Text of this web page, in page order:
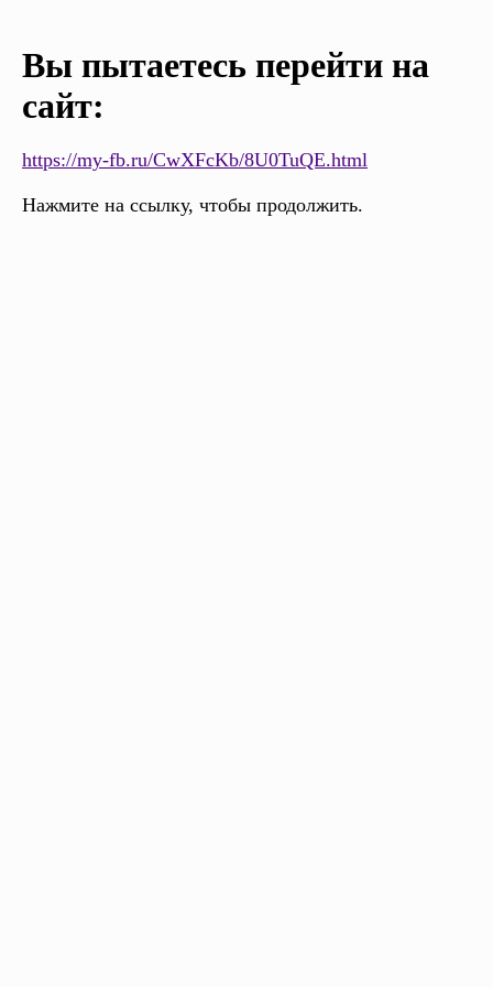
Вы пытаетесь перейти на
сайт:
https://my-fb.ru/CwXFcKb/8U0TuQE.html
Нажмите на ссылку, чтобы продолжить.